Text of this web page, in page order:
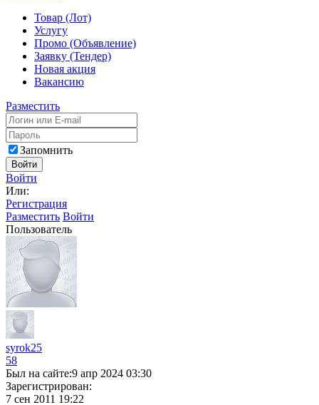
Товар (Лот)
Услугу
Промо (Объявление)
Заявку (Тендер)
Новая акция
Вакансию
Разместить
Запомнить
Войти
Войти
Или:
Регистрация
Разместить Войти
Пользователь
syrok25
58
Был на сайте:9 апр 2024 03:30
Зарегистрирован:
7 сен 2011 19:22